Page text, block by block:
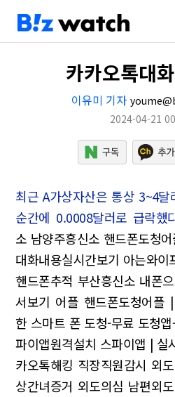
카카오톡대
이유미 기자
2024-04-21
최근 A가상자산은 통상 3~4
순간에 0.0008달러로 급락했
소 남양주흥신소 핸드폰도청
대화내용실시간보기 아는와이
핸드폰추적 부산흥신소 내폰
서보기 어플 핸드폰도청어플
한 스마트 폰 도청-무료 도청
파이앱원격설치 스파이앱 | 실
카오톡해킹 직장직원감시 외
상간녀증거 외도의심 남편외